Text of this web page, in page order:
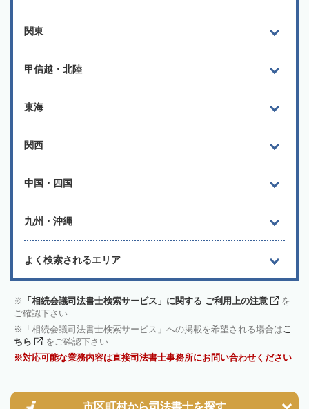
関東
甲信越・北陸
東海
関西
中国・四国
九州・沖縄
よく検索されるエリア
「相続会議司法書士検索サービス」に関する ご利用上の注意
を
ご確認下さい
「相続会議司法書士検索サービス」への掲載を希望される場合はこ
ちら
をご確認下さい
対応可能な業務内容は直接司法書士事務所にお問い合わせください